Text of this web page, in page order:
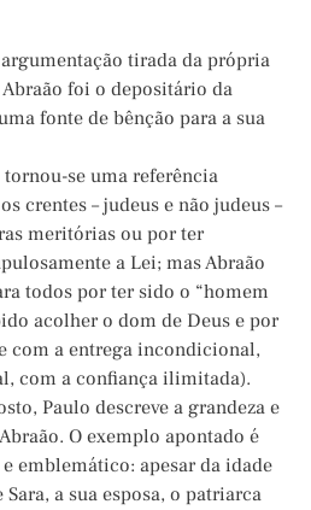
tirada da própria
foi o depositário da
fonte de bênção para a sua
tornou-se uma referência
crentes – judeus e não judeus –
meritórias ou por ter
a Lei; mas Abraão
todos por ter sido o “homem
acolher o dom de Deus e por
com a entrega incondicional,
com a confiança ilimitada).
Paulo descreve a grandeza e
O exemplo apontado é
emblemático: apesar da idade
a sua esposa, o patriarca